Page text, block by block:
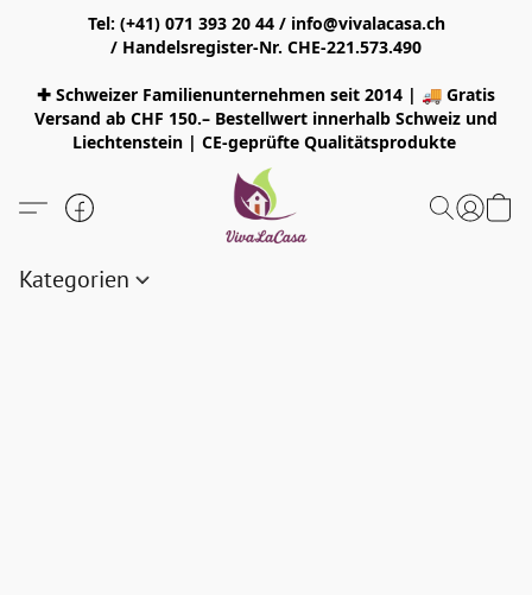
Tel: (+41) 071 393 20 44 / info@vivalacasa.ch
/ Handelsregister-Nr. CHE-221.573.490
✚ Schweizer Familienunternehmen seit 2014 | 🚚 Gratis
Versand ab CHF 150.– Bestellwert innerhalb Schweiz und
Liechtenstein | CE-geprüfte Qualitätsprodukte
Kategorien